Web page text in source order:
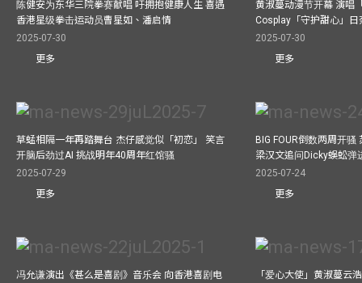
陈健安为东华三院拳赛献唱 吁拥抱健康人生 喜遇
香港星级拳击运动员曹星如、潘启情
2025-07-30
更多
黄淑蔓动漫节开幕 演唱
Cosplay「守护甜心」
2025-07-30
更多
草蜢相隔一年再踏舞台 杰仔感觉似「初恋」 笑言
开脑后劲过AI 挑战明年40周年红馆骚
2025-07-29
更多
BIG FOUR倒数两周开
梁汉文追问Dicky蜈蚣弹
2025-07-24
更多
冯允谦演出《甚么是喜剧》音乐会 向香港喜剧电
「爱心大使」黄淑蔓云